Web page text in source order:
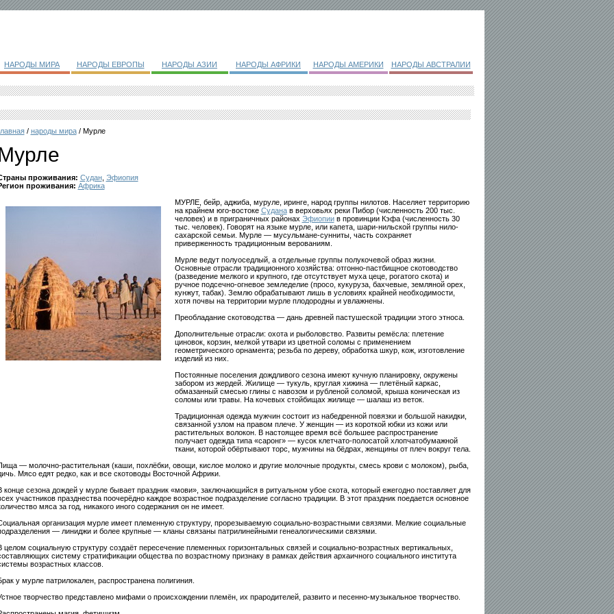
НАРОДЫ МИРА НАРОДЫ ЕВРОПЫ НАРОДЫ АЗИИ НАРОДЫ АФРИКИ НАРОДЫ АМЕРИКИ НАРОДЫ АВСТРАЛИИ
/ народы мира/ Мурле
проживания: Судан, Эфиопия
проживания: Африка
МУРЛЕ, бейр, аджиба, муруле, иринге, народ группы нилотов. Населяет территорию
на крайнем юго-востоке Суданав верховьях реки Пибор (численность 200 тыс.
человек) и в приграничных районах Эфиопиив провинции Кэфа (численность 30
тыс. человек). Говорят на языке мурле, или капета, шари-нильской группы нило-
сахарской семьи. Мурле — мусульмане-сунниты, часть сохраняет
приверженность традиционным верованиям.
Мурле ведут полуоседлый, а отдельные группы полукочевой образ жизни.
Основные отрасли традиционного хозяйства: отгонно-пастбищное скотоводство
(разведение мелкого и крупного, где отсутствует муха цеце, рогатого скота) и
ручное подсечно-огневое земледелие (просо, кукуруза, бахчевые, земляной орех,
кунжут, табак). Землю обрабатывают лишь в условиях крайней необходимости,
хотя почвы на территории мурле плодородны и увлажнены.
Преобладание скотоводства — дань древней пастушеской традиции этого этноса.
Дополнительные отрасли: охота и рыболовство. Развиты ремёсла: плетение
циновок, корзин, мелкой утвари из цветной соломы с применением
геометрического орнамента; резьба по дереву, обработка шкур, кож, изготовление
изделий из них.
Постоянные поселения дождливого сезона имеют кучную планировку, окружены
забором из жердей. Жилище — тукуль, круглая хижина — плетёный каркас,
обмазанный смесью глины с навозом и рубленой соломой, крыша коническая из
соломы или травы. На кочевых стойбищах жилище — шалаш из веток.
Традиционная одежда мужчин состоит из набедренной повязки и большой накидки,
связанной узлом на правом плече. У женщин — из короткой юбки из кожи или
растительных волокон. В настоящее время всё большее распространение
получает одежда типа «саронг» — кусок клетчато-полосатой хлопчатобумажной
ткани, которой обёртывают торс, мужчины на бёдрах, женщины от плеч вокруг тела.
— молочно-растительная (каши, похлёбки, овощи, кислое молоко и другие молочные продукты, смесь крови с молоком), рыба,
Мясо едят редко, как и все скотоводы Восточной Африки.
конце сезона дождей у мурле бывает праздник «мови», заключающийся в ритуальном убое скота, который ежегодно поставляет для
участников празднества поочерёдно каждое возрастное подразделение согласно традиции. В этот праздник поедается основное
мяса за год, никакого иного содержания он не имеет.
организация мурле имеет племенную структуру, прорезываемую социально-возрастными связями. Мелкие социальные
— линиджи и более крупные — кланы связаны патрилинейными генеалогическими связями.
целом социальную структуру создаёт пересечение племенных горизонтальных связей и социально-возрастных вертикальных,
систему стратификации общества по возрастному признаку в рамках действия архаичного социального института
возрастных классов.
у мурле патрилокален, распространена полигиния.
творчество представлено мифами о происхождении племён, их прародителей, развито и песенно-музыкальное творчество.